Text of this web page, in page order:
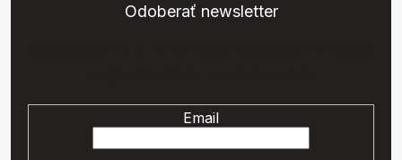
Odoberať newsletter
Email